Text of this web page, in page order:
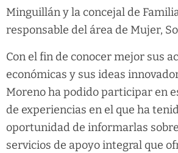
Minguillán y la concejal de
responsable del área de Mujer,
Con el fin de conocer mejor sus
económicas y sus ideas
Moreno ha podido participar en
de experiencias en el que ha
oportunidad de informarlas
servicios de apoyo integral que